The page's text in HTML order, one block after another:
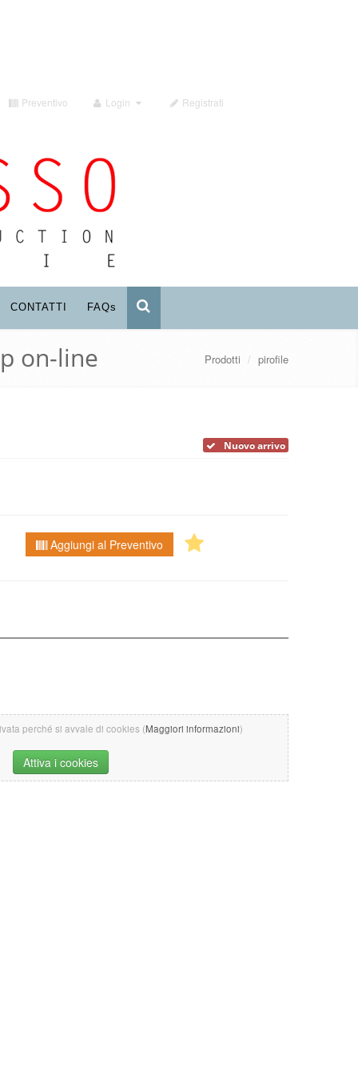
Preventivo Login Registrati
CONTATTI FAQs
on-line Prodotti / pirofile
Nuovo arrivo
Aggiungi al Preventivo
perché si avvale di cookies (Maggiori informazioni)
Attiva i cookies